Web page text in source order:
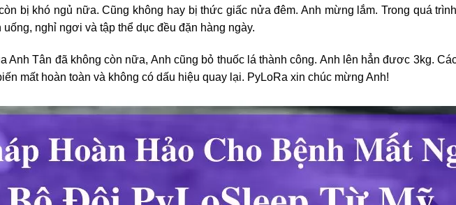
bị khó ngủ nữa. Cũng không hay bị thức giấc nửa đêm. Anh mừng lắm. Trong quá
nghỉ ngơi và tập thể dục đều đặn hàng ngày.
Anh Tân đã không còn nữa, Anh cũng bỏ thuốc lá thành công. Anh lên hẳn đươc 3kg.
mất hoàn toàn và không có dấu hiệu quay lại. PyLoRa xin chúc mừng Anh!